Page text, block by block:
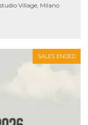
Village, Milano
SALES ENDED